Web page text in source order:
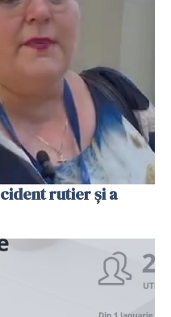
rutier și a